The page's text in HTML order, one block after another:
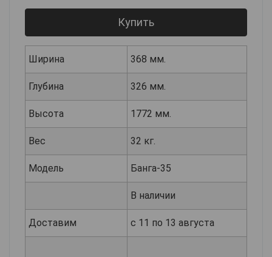
Купить
Ширина 368 мм.
Глубина 326 мм.
Высота 1772 мм.
Вес 32 кг.
Модель Банга-35
В наличии
Доставим с 11 по 13 августа